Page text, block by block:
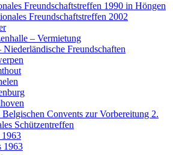
Freundschaftstreffen 1990 in Höngen
Freundschaftstreffen 2002
– Vermietung
Niederländische Freundschaften
Belgischen Convents zur Vorbereitung 2.
Schützentreffen
1963